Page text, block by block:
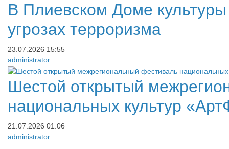
В Плиевском Доме
угрозах терроризма
23.07.2026 15:55
administrator
​Шестой открытый
национальных культур
21.07.2026 01:06
administrator